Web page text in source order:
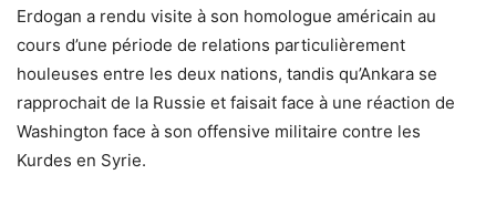
Erdogan a rendu visite à son homologue américain au
cours d’une période de relations particulièrement
houleuses entre les deux nations, tandis qu’Ankara se
rapprochait de la Russie et faisait face à une réaction de
Washington face à son offensive militaire contre les
Kurdes en Syrie.